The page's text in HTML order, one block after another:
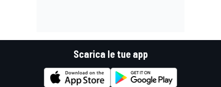
Scarica le tue app